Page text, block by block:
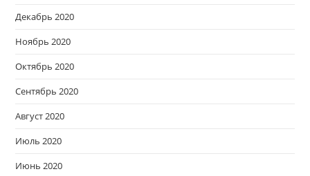
Декабрь 2020
Ноябрь 2020
Октябрь 2020
Сентябрь 2020
Август 2020
Июль 2020
Июнь 2020